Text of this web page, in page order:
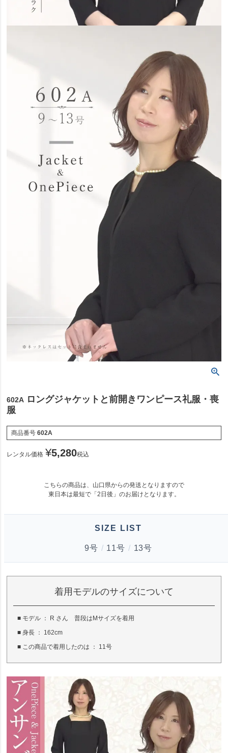
602A ロングジャケットと前開きワンピース礼服・喪
服
商品番号 602A
レンタル価格 ¥5,280税込
こちらの商品は、山口県からの発送となりますので
東日本は最短で「 2日後 」のお届けとなります。
SIZE LIST
9号 / 11号 / 13号
着用モデルのサイズについて
■ モデル ： R さん 普段はMサイズを着用
■ 身長 ： 162cm
■ この商品で着用したのは ： 11号